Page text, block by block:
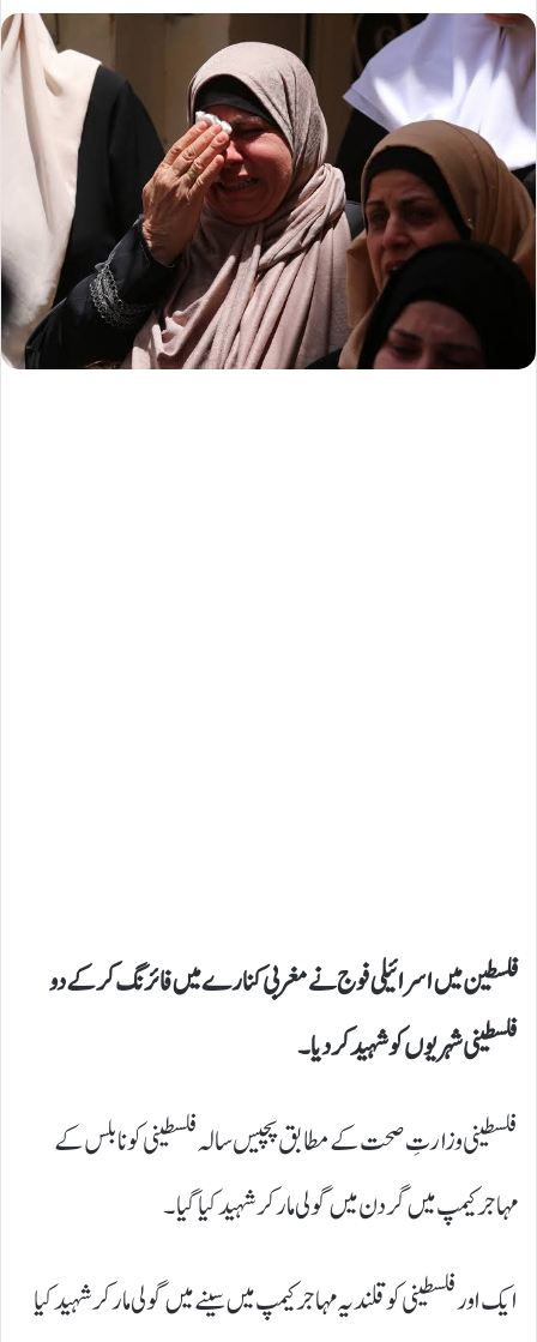
فلسطین میں اسرائیلی فوج نے مغربی کنارے میں فائرنگ کر کے دو
فلسطینی شہریوں کو شہید کردیا۔
فلسطینی وزارتِ صحت کے مطابق پچیس سالہ فلسطینی کو نابلس کے
مہاجر کیمپ میں گردن میں گولی مار کر شہید کیا گیا۔
ایک اور فلسطینی کو قلندیہ مہاجر کیمپ میں سینے میں گولی مار کر شہید کیا